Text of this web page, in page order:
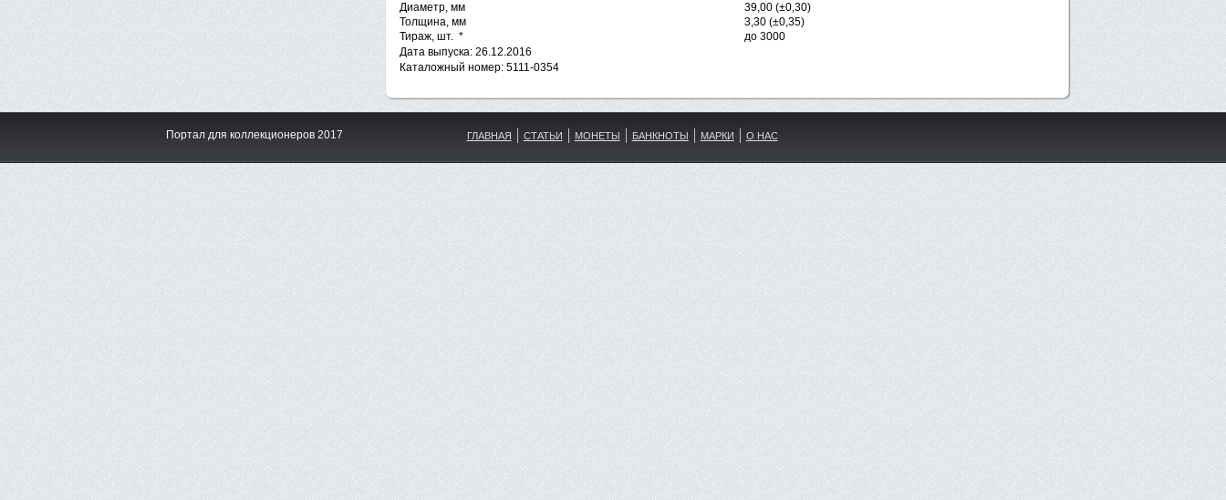
Диаметр, мм
39,00 (±0,30)
Толщина, мм
3,30 (±0,35)
Тираж, шт. *
до 3000
Дата выпуска: 26.12.2016
Каталожный номер: 5111-0354
Портал для коллекционеров 2017 ГЛАВНАЯ СТАТЬИ МОНЕТЫ БАНКНОТЫ МАРКИ О НАС